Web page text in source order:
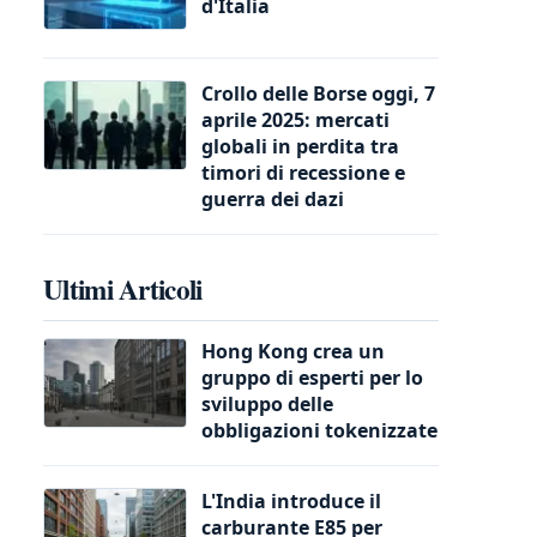
d'Italia
Crollo delle Borse oggi, 7
aprile 2025: mercati
globali in perdita tra
timori di recessione e
guerra dei dazi
Ultimi Articoli
Hong Kong crea un
gruppo di esperti per lo
sviluppo delle
obbligazioni tokenizzate
L'India introduce il
carburante E85 per